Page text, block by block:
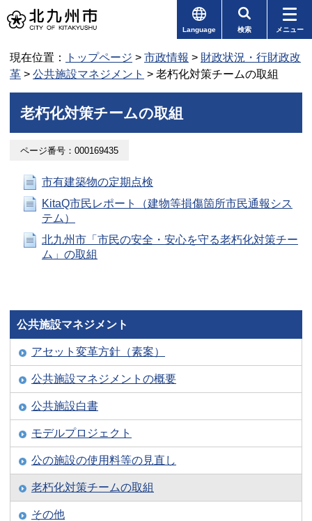
Language 検索 メニュー
現在位置： トップページ > 市政情報 > 財政状況・行財政改
革 > 公共施設マネジメント > 老朽化対策チームの取組
老朽化対策チームの取組
ページ番号：000169435
市有建築物の定期点検
KitaQ市民レポート（建物等損傷箇所市民通報シス
テム）
北九州市「市民の安全・安心を守る老朽化対策チー
ム」の取組
公共施設マネジメント
アセット変革方針（素案）
公共施設マネジメントの概要
公共施設白書
モデルプロジェクト
公の施設の使用料等の見直し
老朽化対策チームの取組
その他